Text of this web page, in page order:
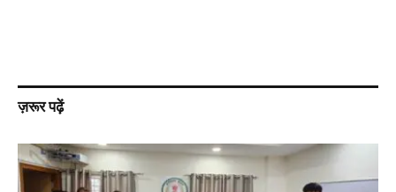
ज़रूर पढ़ें